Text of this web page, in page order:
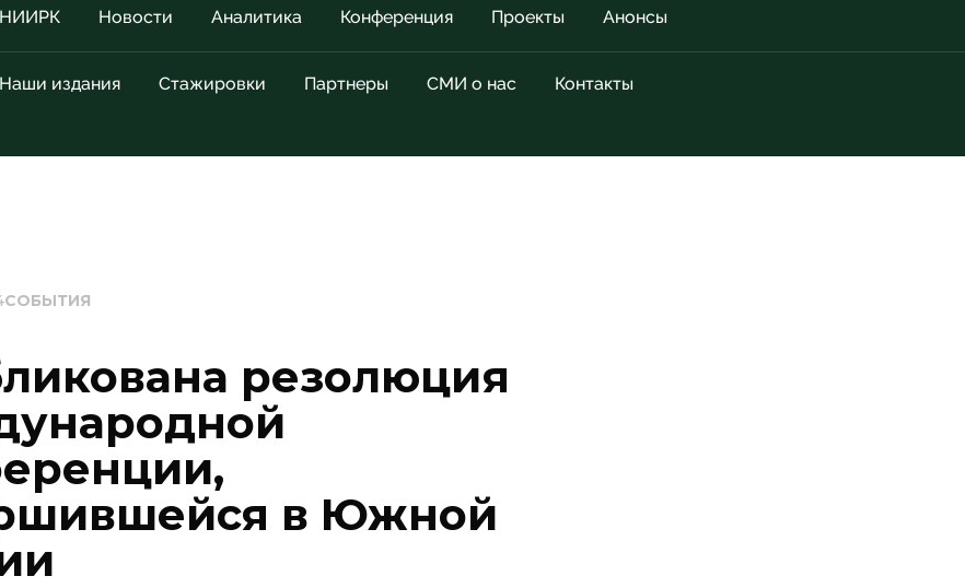
НИИРК Новости Аналитика Конференция Проекты Анонсы
Наши издания Стажировки Партнеры СМИ о нас Контакты
СОБЫТИЯ
резолюция
в Южной